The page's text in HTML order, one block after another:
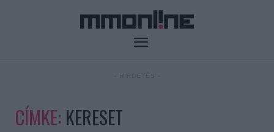
CÍMKE: KERESET